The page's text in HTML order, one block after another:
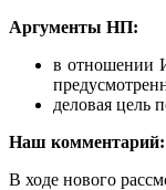
Аргументы НП:
в отношении
деловая цель
Наш комментарий:
В ходе нового